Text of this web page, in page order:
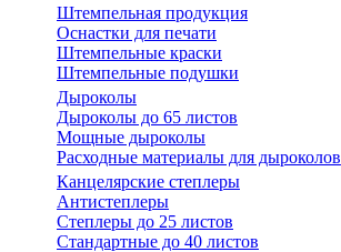
Штемпельная продукция
Оснастки для печати
Штемпельные краски
Штемпельные подушки
Дыроколы
Дыроколы до 65 листов
Мощные дыроколы
Расходные материалы для дыроколов
Канцелярские степлеры
Антистеплеры
Степлеры до 25 листов
Стандартные до 40 листов